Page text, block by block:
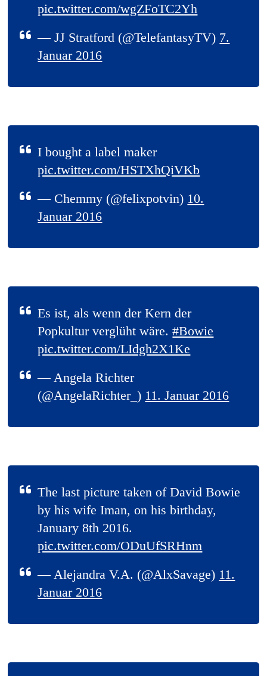
pic.twitter.com/wgZFoTC2Yh
— JJ Stratford (@TelefantasyTV) 7.
Januar 2016
I bought a label maker
pic.twitter.com/HSTXhQiVKb
— Chemmy (@felixpotvin) 10.
Januar 2016
Es ist, als wenn der Kern der
Popkultur verglüht wäre.#Bowie
pic.twitter.com/LIdgh2X1Ke
— Angela Richter
(@AngelaRichter_) 11. Januar 2016
The last picture taken of David Bowie
by his wife Iman, on his birthday,
January 8th 2016.
pic.twitter.com/ODuUfSRHnm
— Alejandra V.A. (@AlxSavage) 11.
Januar 2016